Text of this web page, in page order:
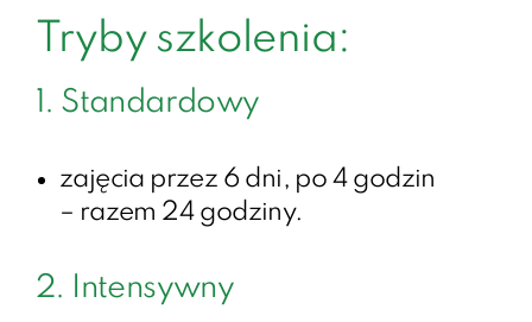
Tryby szkolenia:
1. Standardowy
zajęcia przez 6 dni, po 4 godzin
– razem 24 godziny.
2. Intensywny